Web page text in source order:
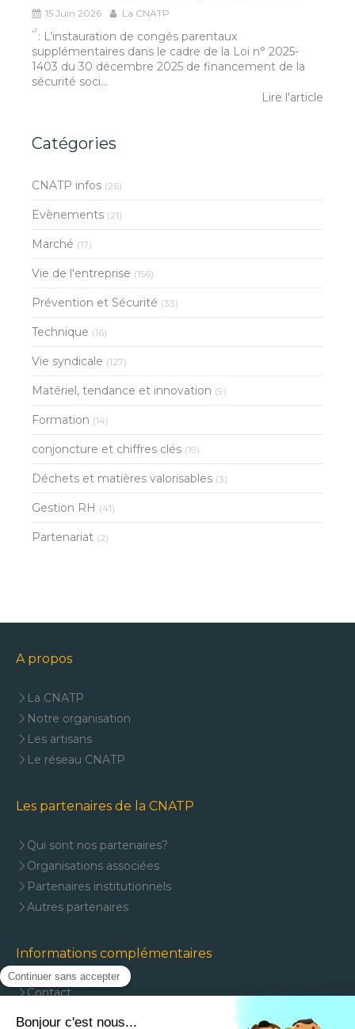
15 Juin 2026 La CNATP
́́ ̀ : L’instauration de congés parentaux
supplémentaires dans le cadre de la Loi n° 2025-
1403 du 30 décembre 2025 de financement de la
sécurité soci...
Lire l'article
Catégories
CNATP infos (26)
Evènements (21)
Marché (17)
Vie de l'entreprise (156)
Prévention et Sécurité (33)
Technique (16)
Vie syndicale (127)
Matériel, tendance et innovation (9)
Formation (14)
conjoncture et chiffres clés (19)
Déchets et matières valorisables (3)
Gestion RH (41)
Partenariat (2)
A propos
La CNATP
Notre organisation
Les artisans
Le réseau CNATP
Les partenaires de la CNATP
Qui sont nos partenaires?
Organisations associées
Partenaires institutionnels
Autres partenaires
Informations complémentaires
Contact